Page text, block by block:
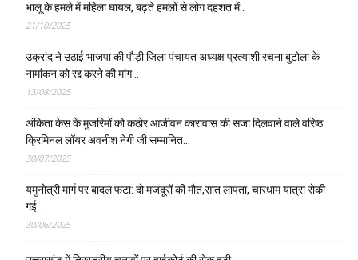
भालू के हमले में महिला घायल, बढ़ते हमलों से लोग दहशत में..
21/10/2025
उक्रांद ने उठाई भाजपा की पौड़ी जिला पंचायत अध्यक्ष प्रत्याशी रचना बुटोला के
नामांकन को रद्द करने की मांग…
13/08/2025
अंकिता केस के मुजरिमों को कठोर आजीवन कारावास की सजा दिलवाने वाले वरिष्ठ
क्रिमिनल लॉयर अवनीश नेगी जी सम्मानित…
30/07/2025
यमुनोत्री मार्ग पर बादल फटा: दो मजदूरों की मौत,सात लापता, चारधाम यात्रा रोकी
गई…
30/06/2025